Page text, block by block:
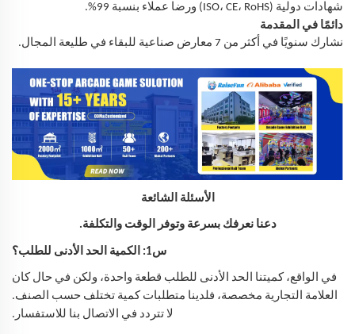
شهادات دولية (ISO، CE، RoHS) ورضا عملاء بنسبة 99%.
دائمًا في المقدمة
نشارك سنويًا في أكثر من 7 معارض صناعية للبقاء في طليعة المجال.
الأسئلة الشائعة
دعنا نعرفك بسرعة وتوفر الوقت والتكلفة.
س1: الكمية الحد الأدنى للطلب؟
في الواقع، كميتنا الحد الأدنى للطلب قطعة واحدة، ولكن في حال كان
العلامة التجارية مخصصة، فلدينا متطلبات كمية تختلف حسب الصنف.
لا تتردد في الاتصال بنا للاستفسار.